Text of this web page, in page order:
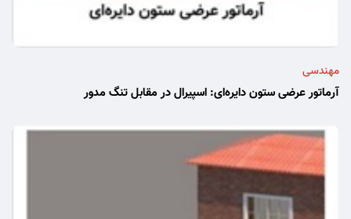
مهندسی
آرماتور عرضی ستون دایره‌ای: اسپیرال در مقابل تنگ مدور